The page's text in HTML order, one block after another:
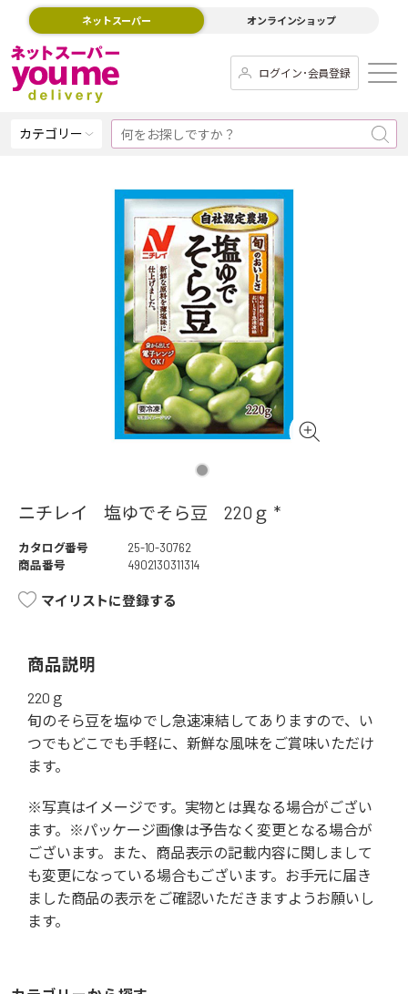
ネットスーパー オンラインショップ
ログイン･会員登録
カテゴリー
ニチレイ 塩ゆでそら豆 220ｇ *
カタログ番号
25-10-30762
商品番号
4902130311314
マイリストに登録する
商品説明
220ｇ
旬のそら豆を塩ゆでし急速凍結してありますので、い
つでもどこでも手軽に、新鮮な風味をご賞味いただけ
ます。
※写真はイメージです。実物とは異なる場合がござい
ます。※パッケージ画像は予告なく変更となる場合が
ございます。また、商品表示の記載内容に関しまして
も変更になっている場合もございます。お手元に届き
ました商品の表示をご確認いただきますようお願いし
ます。